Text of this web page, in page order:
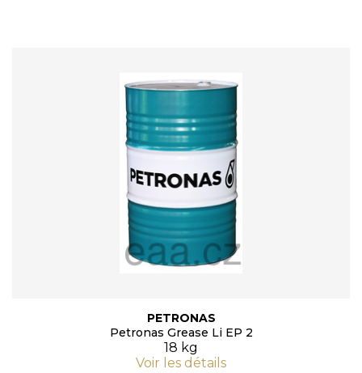
PETRONAS
Petronas Grease Li EP 2
18 kg
Voir les détails